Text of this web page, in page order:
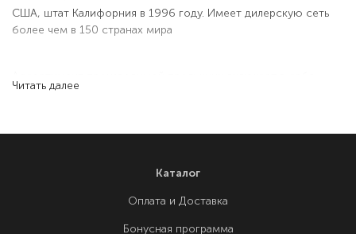
США, штат Калифорния в 1996 году. Имеет дилерскую сеть
более чем в 150 странах мира
средства и аксессуары для мойки, очистки, полировки и
улучшению текущей продукции и разработке новой. Строгий
контроль качества выпускаемой продукции на каждом этапе
Читать далее
Каталог
Оплата и Доставка
Бонусная программа